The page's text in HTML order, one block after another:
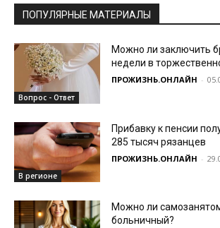
ПОПУЛЯРНЫЕ МАТЕРИАЛЫ
Вопрос - Ответ
Можно ли заключить
недели в
ПРОЖИЗНЬ.ОНЛАЙН -
В регионе
Прибавку к пенсии
285 тысяч рязанцев
ПРОЖИЗНЬ.ОНЛАЙН -
Можно ли
больничный?